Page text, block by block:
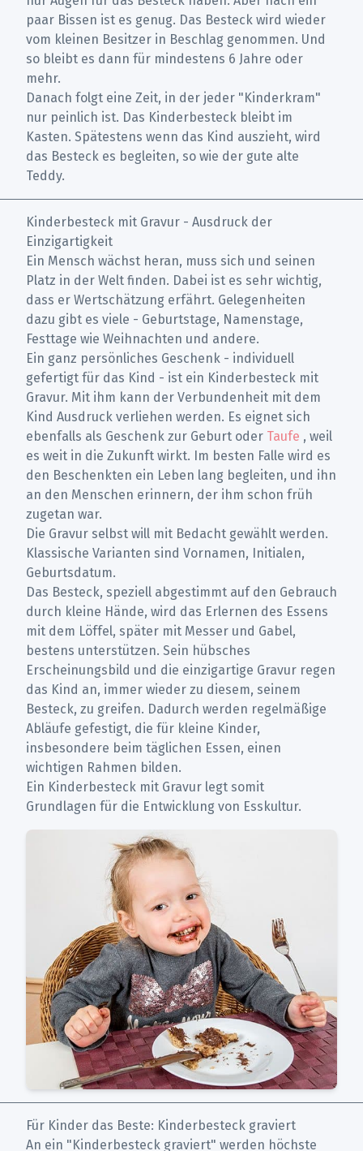
paar Bissen ist es genug. Das Besteck wird wieder
vom kleinen Besitzer in Beschlag genommen. Und
so bleibt es dann für mindestens 6 Jahre oder
mehr.
Danach folgt eine Zeit, in der jeder "Kinderkram"
nur peinlich ist. Das Kinderbesteck bleibt im
Kasten. Spätestens wenn das Kind auszieht, wird
das Besteck es begleiten, so wie der gute alte
Teddy.
Kinderbesteck mit Gravur - Ausdruck der
Einzigartigkeit
Ein Mensch wächst heran, muss sich und seinen
Platz in der Welt finden. Dabei ist es sehr wichtig,
dass er Wertschätzung erfährt. Gelegenheiten
dazu gibt es viele - Geburtstage, Namenstage,
Festtage wie Weihnachten und andere.
Ein ganz persönliches Geschenk - individuell
gefertigt für das Kind - ist ein Kinderbesteck mit
Gravur. Mit ihm kann der Verbundenheit mit dem
Kind Ausdruck verliehen werden. Es eignet sich
ebenfalls als Geschenk zur Geburt oder Taufe , weil
es weit in die Zukunft wirkt. Im besten Falle wird es
den Beschenkten ein Leben lang begleiten, und ihn
an den Menschen erinnern, der ihm schon früh
zugetan war.
Die Gravur selbst will mit Bedacht gewählt werden.
Klassische Varianten sind Vornamen, Initialen,
Geburtsdatum.
Das Besteck, speziell abgestimmt auf den Gebrauch
durch kleine Hände, wird das Erlernen des Essens
mit dem Löffel, später mit Messer und Gabel,
bestens unterstützen. Sein hübsches
Erscheinungsbild und die einzigartige Gravur regen
das Kind an, immer wieder zu diesem, seinem
Besteck, zu greifen. Dadurch werden regelmäßige
Abläufe gefestigt, die für kleine Kinder,
insbesondere beim täglichen Essen, einen
wichtigen Rahmen bilden.
Ein Kinderbesteck mit Gravur legt somit
Grundlagen für die Entwicklung von Esskultur.
Für Kinder das Beste: Kinderbesteck graviert
An ein "Kinderbesteck graviert" werden höchste